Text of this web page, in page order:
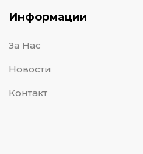
Информации
За Нас
Новости
Контакт